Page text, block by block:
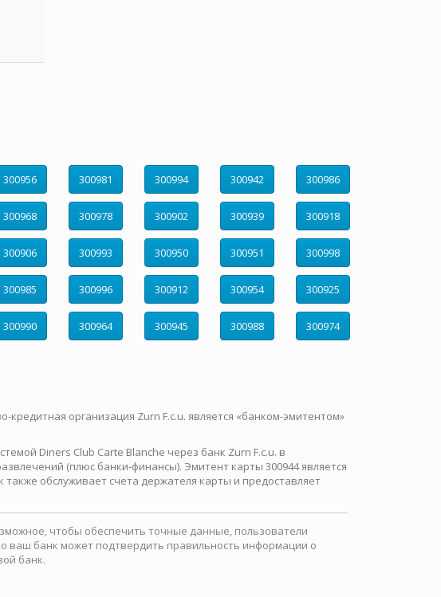
300956 300981 300994 300942 300986
300968 300978 300902 300939 300918
300906 300993 300950 300951 300998
300985 300996 300912 300954 300925
300990 300964 300945 300988 300974
кредитная организация Zurn F.c.u. является «банком-эмитентом»
Diners Club Carte Blanche через банк Zurn F.c.u. в
(плюс банки-финансы). Эмитент карты 300944 является
обслуживает счета держателя карты и предоставляет
чтобы обеспечить точные данные, пользователи
ваш банк может подтвердить правильность информации о
банк.